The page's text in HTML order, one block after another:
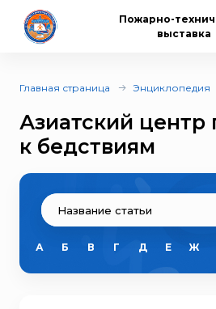
Пожарно-
выставка
Главная страница Энциклопедия
Азиатский центр
к бедствиям
А Б В Г Д Е Ж